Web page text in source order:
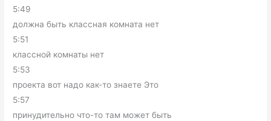
5:49
должна быть классная комната нет
5:51
классной комнаты нет
5:53
проекта вот надо как-то знаете Это
5:57
принудительно что-то там может быть